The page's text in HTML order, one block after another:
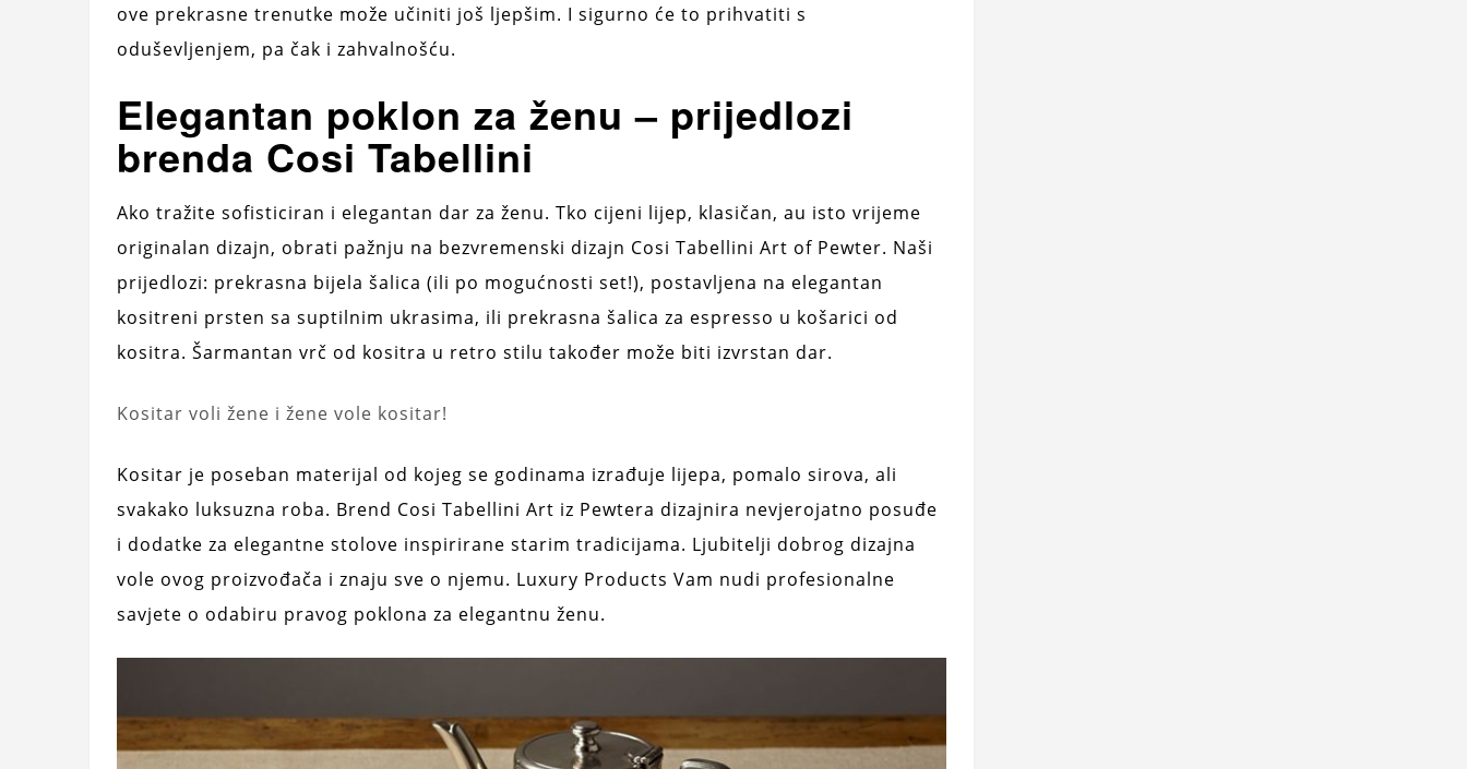
ove prekrasne trenutke može učiniti još ljepšim. I sigurno će to prihvatiti s
oduševljenjem, pa čak i zahvalnošću.
Elegantan poklon za ženu – prijedlozi
brenda Cosi Tabellini
Ako tražite sofisticiran i elegantan dar za ženu. Tko cijeni lijep, klasičan, au isto vrijeme
originalan dizajn, obrati pažnju na bezvremenski dizajn Cosi Tabellini Art of Pewter. Naši
prijedlozi: prekrasna bijela šalica (ili po mogućnosti set!), postavljena na elegantan
kositreni prsten sa suptilnim ukrasima, ili prekrasna šalica za espresso u košarici od
kositra. Šarmantan vrč od kositra u retro stilu također može biti izvrstan dar.
Kositar voli žene i žene vole kositar!
Kositar je poseban materijal od kojeg se godinama izrađuje lijepa, pomalo sirova, ali
svakako luksuzna roba. Brend Cosi Tabellini Art iz Pewtera dizajnira nevjerojatno posuđe
i dodatke za elegantne stolove inspirirane starim tradicijama. Ljubitelji dobrog dizajna
vole ovog proizvođača i znaju sve o njemu. Luxury Products Vam nudi profesionalne
savjete o odabiru pravog poklona za elegantnu ženu.